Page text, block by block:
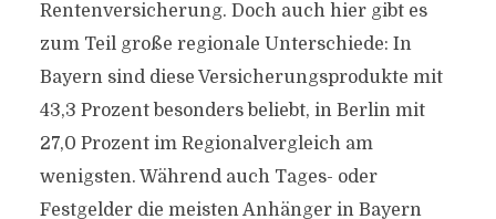
Rentenversicherung. Doch auch hier gibt es
zum Teil große regionale Unterschiede: In
Bayern sind diese Versicherungsprodukte mit
43,3 Prozent besonders beliebt, in Berlin mit
27,0 Prozent im Regionalvergleich am
wenigsten. Während auch Tages- oder
Festgelder die meisten Anhänger in Bayern